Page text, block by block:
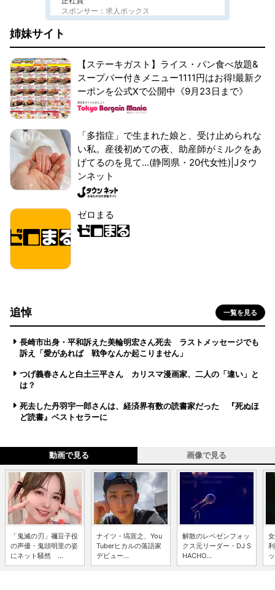
スポンサー：求人ボックス
姉妹サイト
【ステーキガスト】ライス・パン食べ放題&
スープバー付きメニュー1111円はお得!最新ク
ーポンを公式Xで公開中《9月23日まで》
「多指症」で生まれた娘と、受け止められな
い私。産後初めての夜、助産師がミルクをあ
げてるのを見て...(静岡県・20代女性)|Jタウ
ンネット
ゼロまる
追悼 一覧を見る
長崎市出身・平和訴えた美輪明宏さん死去 ラストメッセージでも
訴え「愛があれば 戦争なんか起こりません」
つげ義春さんと白土三平さん カリスマ漫画家、二人の「違い」と
は？
死去した丹羽宇一郎さんは、経済界有数の読書家だった 『死ぬほ
ど読書』ベストセラーに
動画で見る 画像で見る
「鬼滅の刃」禰豆子役
の声優・鬼頭明里の姿
にネット騒然 ...
ナイツ・塙宣之、You
Tuberヒカルの落語家
デビュー...
解散のレペゼンフォッ
クス元リーダー・DJ S
HACHO...